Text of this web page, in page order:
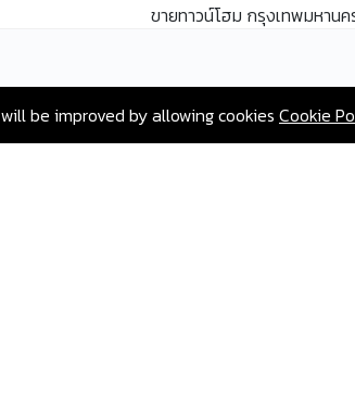
ขายทาวน์โฮม กรุงเทพมหาน
มวิทbe improved by allowing cookies Cookie